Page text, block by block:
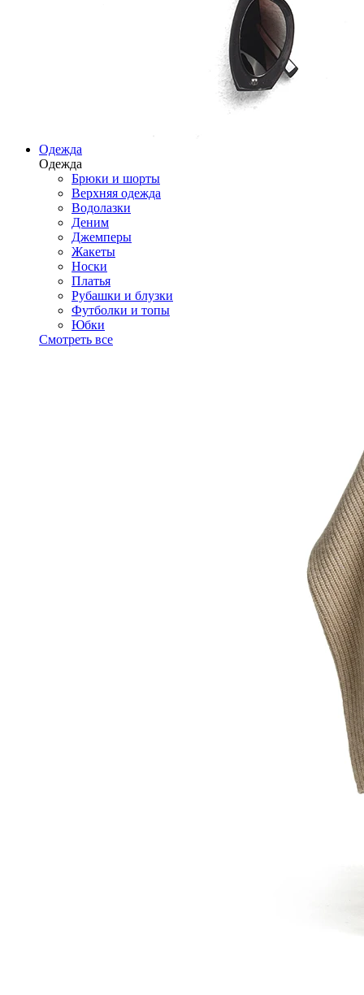
Одежда
Одежда
Брюки и шорты
Верхняя одежда
Водолазки
Деним
Джемперы
Жакеты
Носки
Платья
Рубашки и блузки
Футболки и топы
Юбки
Смотреть все